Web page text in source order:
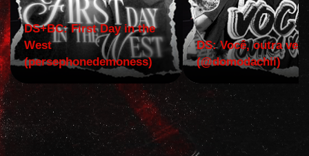
DS+BC: First Day in the
West
(persephonedemoness)
DS: Você, outra vez!
(@domodachii)